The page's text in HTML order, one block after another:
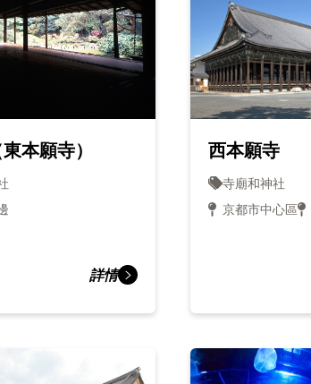
本願寺）
詳情
西本願寺
寺廟和神社
京都市中心區